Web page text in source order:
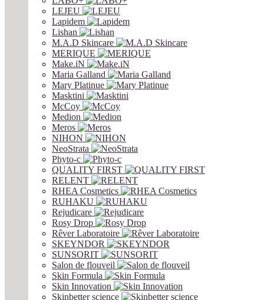
LEJEU
Lapidem
Lishan
M.A.D Skincare
MERIQUE
Make.iN
Maria Galland
Mary Platinue
Masktini
McCoy
Medion
Meros
NIHON
NeoStrata
Phyto-c
QUALITY FIRST
RELENT
RHEA Cosmetics
RUHAKU
Rejudicare
Rosy Drop
Rêver Laboratoire
SKEYNDOR
SUNSORIT
Salon de flouveil
Skin Formula
Skin Innovation
Skinbetter science